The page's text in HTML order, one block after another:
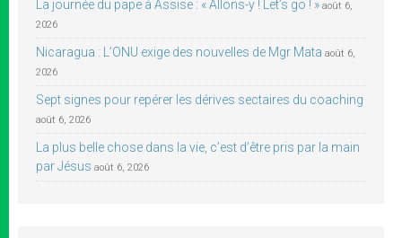
La journée du pape à Assise : « Allons-y ! Let’s go ! » août 6,
2026
Nicaragua : L’ONU exige des nouvelles de Mgr Mata août 6,
2026
Sept signes pour repérer les dérives sectaires du coaching
août 6, 2026
La plus belle chose dans la vie, c’est d’être pris par la main
par Jésus août 6, 2026